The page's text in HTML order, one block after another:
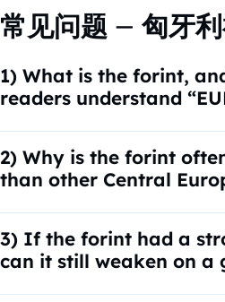
常见问题 – 匈牙
1) What is the forint,
readers understand
The
(HUF)u003c/strongu003e is
quote like
u003cstrongu003eupu003c/
u003cstrongu003edownu003c/
2) Why is the forint
than other Central
Hungary is a
economyu003c/strongu003e
shocks, especially
3) If the forint had a
can it still weaken on a
Even in a strong month, the